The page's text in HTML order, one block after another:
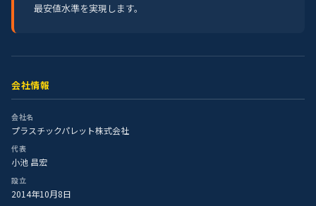
最安値水準を実現します。
会社情報
会社名
プラスチックパレット株式会社
代表
小池 昌宏
設立
2014年10月8日